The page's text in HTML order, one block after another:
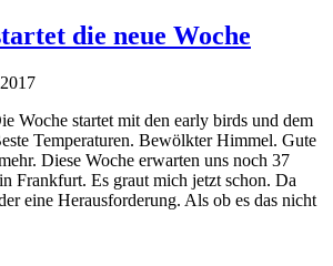
die neue Woche
Woche startet mit den early birds und dem
Temperaturen. Bewölkter Himmel. Gute
Diese Woche erwarten uns noch 37
Frankfurt. Es graut mich jetzt schon. Da
eine Herausforderung. Als ob es das nicht